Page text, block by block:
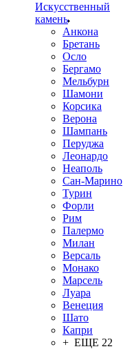
Искусственный
камень
Анкона
Бретань
Осло
Бергамо
Мельбурн
Шамони
Корсика
Верона
Шампань
Перуджа
Леонардо
Неаполь
Сан-Марино
Турин
Форли
Рим
Палермо
Милан
Версаль
Монако
Марсель
Луара
Венеция
Шато
Капри
+ ЕЩЕ 22